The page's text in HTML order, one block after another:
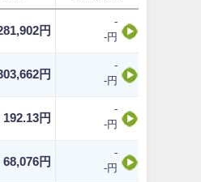
円
-
-円
円
-
-円
192.13円
-
-円
68,076円
-
-円